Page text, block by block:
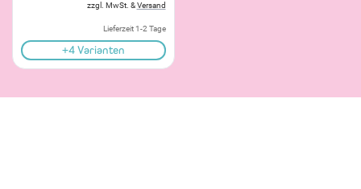
zzgl. MwSt. &Versand
Lieferzeit 1-2 Tage
+4 Varianten